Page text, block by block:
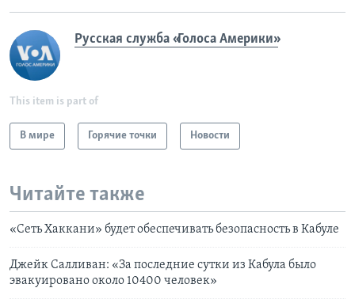
Русская служба «Голоса Америки»
This item is part of
В мире Горячие точки Новости
Читайте также
«Сеть Хаккани» будет обеспечивать безопасность в Кабуле
Джейк Салливан: «За последние сутки из Кабула было
эвакуировано около 10400 человек»